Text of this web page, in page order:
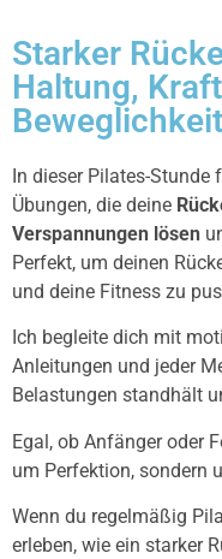
Starker
Haltung,
In dieser Pilates-
Übungen, die deine
Verspannungen lösen
Perfekt, um deinen
und deine Fitness zu
Ich begleite dich mit
Anleitungen und jeder
Belastungen standhält
Egal, ob Anfänger oder
um Perfektion, sondern
Wenn du regelmäßig
erleben, wie ein starker